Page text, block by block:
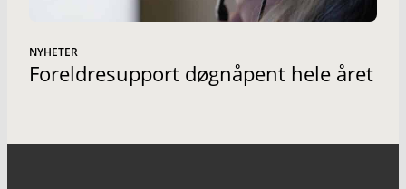
NYHETER
Foreldresupport døgnåpent hele året